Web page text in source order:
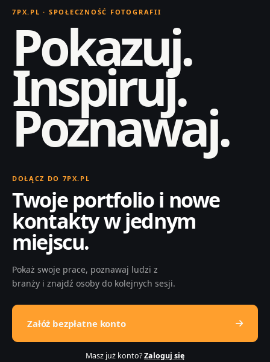
7PX.PL · SPOŁECZNOŚĆ FOTOGRAFII
Pokazuj.
Inspiruj.
Poznawaj.
DOŁĄCZ DO 7PX.PL
Twoje portfolio i nowe
kontakty w jednym
miejscu.
Pokaż swoje prace, poznawaj ludzi z
branży i znajdź osoby do kolejnych sesji.
Załóż bezpłatne konto
Masz już konto?Zaloguj się